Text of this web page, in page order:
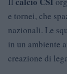
e tornei, che
nazionali. Le
in un ambiente
creazione di